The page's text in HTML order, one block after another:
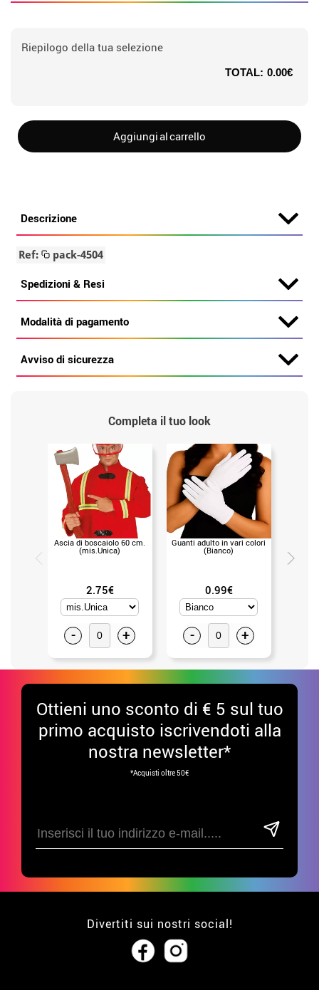
Riepilogo della tua selezione
TOTAL: 0.00€
Aggiungi al carrello
Descrizione
Ref: pack-4504
Spedizioni & Resi
Modalità di pagamento
Avviso di sicurezza
Completa il tuo look
Ascia di boscaiolo 60 cm.
(mis.Unica)
2.75€
- +
Guanti adulto in vari colori
(Bianco)
0.99€
- +
Ottieni uno sconto di € 5 sul tuo
primo acquisto iscrivendoti alla
nostra newsletter*
*Acquisti oltre 50€
Divertiti sui nostri social!